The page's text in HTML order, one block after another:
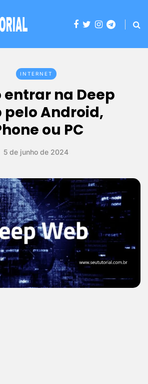
INTERNET
entrar na Deep
pelo Android,
ou PC
5 de junho de 2024